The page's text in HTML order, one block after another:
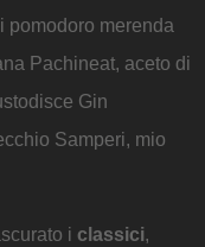
pomodoro merenda
Pachineat, aceto di
Gin
Samperi, mio
i classici,